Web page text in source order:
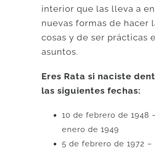
interior que las lleva a
nuevas formas de hacer
cosas y de ser prácticas
asuntos.
Eres Rata si naciste
las siguientes fechas:
10 de febrero de 1948
enero de 1949
5 de febrero de 1972 –